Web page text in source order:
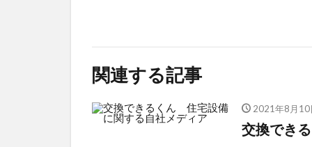
関連する記事
2021年8月10
交換でき